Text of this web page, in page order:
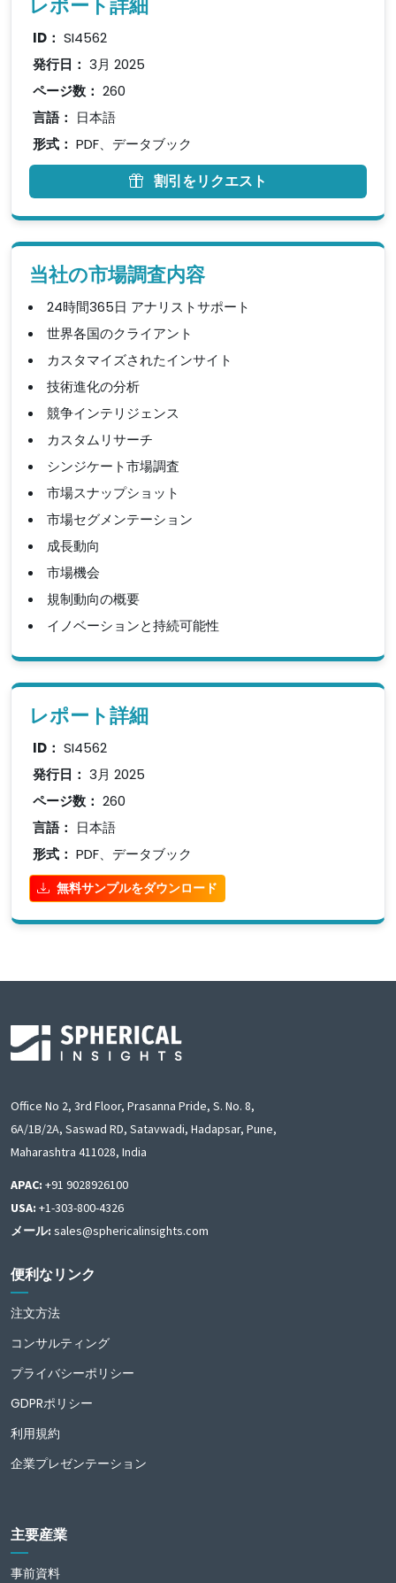
レポート詳細
ID： SI4562
発行日： 3月 2025
ページ数： 260
言語： 日本語
形式： PDF、データブック
割引をリクエスト
当社の市場調査内容
24時間365日 アナリストサポート
世界各国のクライアント
カスタマイズされたインサイト
技術進化の分析
競争インテリジェンス
カスタムリサーチ
シンジケート市場調査
市場スナップショット
市場セグメンテーション
成長動向
市場機会
規制動向の概要
イノベーションと持続可能性
レポート詳細
ID： SI4562
発行日： 3月 2025
ページ数： 260
言語： 日本語
形式： PDF、データブック
無料サンプルをダウンロード
Office No 2, 3rd Floor, Prasanna Pride, S. No. 8,
6A/1B/2A, Saswad RD, Satavwadi, Hadapsar, Pune,
Maharashtra 411028, India
APAC: +91 9028926100
USA: +1-303-800-4326
メール: sales@sphericalinsights.com
便利なリンク
注文方法
コンサルティング
プライバシーポリシー
GDPRポリシー
利用規約
企業プレゼンテーション
主要産業
事前資料